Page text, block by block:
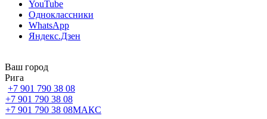
YouTube
Одноклассники
WhatsApp
Яндекс.Дзен
Ваш город
Рига
+7 901 790 38 08
+7 901 790 38 08
+7 901 790 38 08МАКС